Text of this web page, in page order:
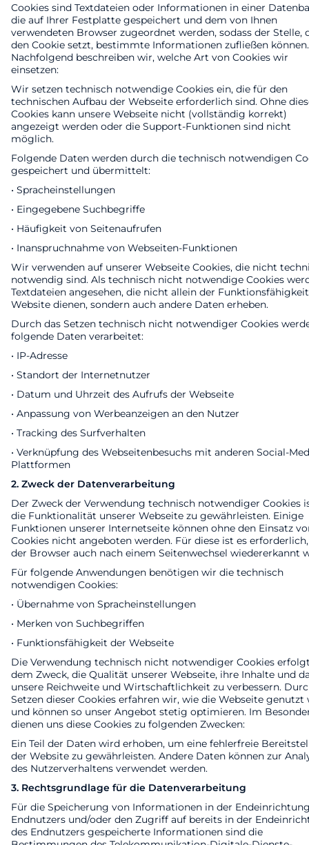
Cookies sind Textdateien oder Informationen in einer
die auf Ihrer Festplatte gespeichert und dem von Ihnen
verwendeten Browser zugeordnet werden, sodass der Stelle,
den Cookie setzt, bestimmte Informationen zufließen können.
Nachfolgend beschreiben wir, welche Art von Cookies wir
einsetzen:
Wir setzen technisch notwendige Cookies ein, die für den
technischen Aufbau der Webseite erforderlich sind. Ohne
Cookies kann unsere Webseite nicht (vollständig korrekt)
angezeigt werden oder die Support-Funktionen sind nicht
möglich.
Folgende Daten werden durch die technisch notwendigen
gespeichert und übermittelt:
• Spracheinstellungen
• Eingegebene Suchbegriffe
• Häufigkeit von Seitenaufrufen
• Inanspruchnahme von Webseiten-Funktionen
Wir verwenden auf unserer Webseite Cookies, die nicht
notwendig sind. Als technisch nicht notwendige Cookies
Textdateien angesehen, die nicht allein der
Website dienen, sondern auch andere Daten erheben.
Durch das Setzen technisch nicht notwendiger Cookies
folgende Daten verarbeitet:
• IP-Adresse
• Standort der Internetnutzer
• Datum und Uhrzeit des Aufrufs der Webseite
• Anpassung von Werbeanzeigen an den Nutzer
• Tracking des Surfverhalten
• Verknüpfung des Webseitenbesuchs mit anderen Social-
Plattformen
2. Zweck der Datenverarbeitung
Der Zweck der Verwendung technisch notwendiger Cookies
die Funktionalität unserer Webseite zu gewährleisten. Einige
Funktionen unserer Internetseite können ohne den Einsatz
Cookies nicht angeboten werden. Für diese ist es
der Browser auch nach einem Seitenwechsel wiedererkannt
Für folgende Anwendungen benötigen wir die technisch
notwendigen Cookies:
• Übernahme von Spracheinstellungen
• Merken von Suchbegriffen
• Funktionsfähigkeit der Webseite
Die Verwendung technisch nicht notwendiger Cookies
dem Zweck, die Qualität unserer Webseite, ihre Inhalte und
unsere Reichweite und Wirtschaftlichkeit zu verbessern.
Setzen dieser Cookies erfahren wir, wie die Webseite genutzt
und können so unser Angebot stetig optimieren. Im
dienen uns diese Cookies zu folgenden Zwecken:
Ein Teil der Daten wird erhoben, um eine fehlerfreie
der Website zu gewährleisten. Andere Daten können zur
des Nutzerverhaltens verwendet werden.
3. Rechtsgrundlage für die Datenverarbeitung
Für die Speicherung von Informationen in der
Endnutzers und/oder den Zugriff auf bereits in der
des Endnutzers gespeicherte Informationen sind die